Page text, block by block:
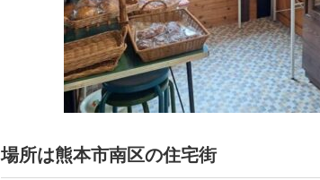
場所は熊本市南区の住宅街